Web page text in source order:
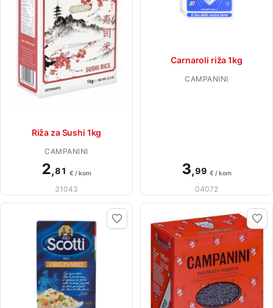
Riža za Sushi 1kg
CAMPANINI
2,81 € / kom
31043
Carnaroli riža 1kg
CAMPANINI
3,99 € / kom
04072